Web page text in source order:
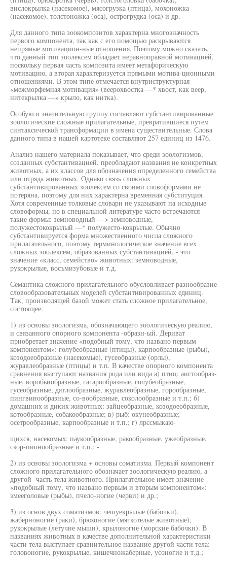
вислокрылка (насекомое), мясогрузка (птица), мохоножка
(насекомое), толстоножка (оса), острогрудка (оса) и др.
Для данного типа зоокомпозитов характерна многозначность
первого компонента, так как с его помощью раскрываются
непрямые мотивацион-ные отношения. Поэтому можно сказать,
что данный тип зоолексем обладает неравноправной мотивацией,
поскольку первая часть композита имеет метафорическую
мотивацию, а вторая характеризуется прямыми мотива-ционными
отношениями. В этом типе отмечается внутриструктурная
«межморфемная мотивация» (веерохвостка —* хвост, как веер,
нитекрылка —» крыло, как нитка).
Особую и значительную группу составляют субстантивированные
зоологические сложные прилагательные, превратившиеся путем
синтаксической трансформации в имена существительные. Слова
данного типа в нашей картотеке составляют 257 единиц из 1476.
Анализ нашего материала показывает, что среди зоологизмов,
созданных субстантивацией, преобладают названия не конкретных
животных, а их классов для обозначения определенного семейства
или отряда животных. Однако связь сложных
субстантивированных зоолексем со своими словоформами не
потеряна, поэтому для них характерна временная субституция.
Хотя современные толковые словари не указывают на исходные
словоформы, но в специальной литературе часто встречаются
такие формы: земноводный —> земноводные,
полужестококрылый —* полужесто-кокрылые. Обычно
субстантивируется форма множественного числа сложного
прилагательного, поэтому терминологическое значение всех
сложных зоолексем, образованных субстантивацией, - это
значение «класс, семейство» животных: земноводные,
рукокрылые, восъмизубовые и т.д.
Семантика сложного прилагательного обусловливает разнообразие
словообразовательных моделей субстантивированных единиц.
Так, производящей базой может стать сложное прилагательное,
состоящее:
1) из основы зоологизма, обозначающего зоологическую реалию,
и связанного опорного компонента -образн-ый. Дериват
приобретает значение «подобный тому, что названо первым
компонентом»: голубеобразные (птицы), карпообразные (рыбы),
козодоеобразные (насекомые), гусеобразные (орлы),
журавлеобразные (птицы) и т.п. В качестве опорного компонента
сравнения выступают названия рода или вида а) птиц: аистообраз-
ные, воробьиобразные, гагарообразные, голубеобразные,
гусеобразные, дятлообразные, журавлеобразные, горообразные,
пингвинообразные, со-вообразные, соколообразные и т.п.; б)
домашних и диких животных: зайцеобразные, козодоеобразные,
котообразные, собакообразные; в) рыб: окунеобразные;
осетрообразиые, карпообразные и т.п.; г) лрссмыкаю-
щихся, насекомых: паукообразные, ракообразные, ужеобразные,
скор-пионообразные и т.п.; -
2) из основы зоологизма + основы соматизма. Первый компонент
сложного прилагательного обозначает зоологическую реалию, а
другой -часть тела животного. Прилагательное имеет значение
«подобный тому, что названо первым и вторым компонентом»:
змееголовые (рыбы), пчело-ногие (черви) и др.;
3) из основ двух соматизмов: чешуекрылые (бабочки),
жаберноногие (раки), брюхоногие (мягкотелые животные),
рукокрылые (летучие мыши), крылоногие (морские бабочки). В
названиях животных в качестве дополнительной характеристики
части тела выступает сравнительное название другой части тела:
головоногие, рукокрылые, кишечножаберные, усоногие и т.д.;